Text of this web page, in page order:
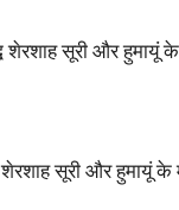
शेरशाह सूरी और
शेरशाह सूरी और हुमायूं